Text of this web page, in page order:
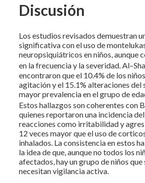
Discusión
Los estudios revisados demuestran
significativa con el uso de
neuropsiquiátricos en niños, aunque
en la frecuencia y la severidad.
encontraron que el 10.4% de los
agitación y el 15.1% alteraciones del
mayor prevalencia en el grupo de
Estos hallazgos son coherentes con
quienes reportaron una incidencia
reacciones como irritabilidad y
12 veces mayor que el uso de
inhalados. La consistencia en estos
la idea de que, aunque no todos los
afectados, hay un grupo de niños
necesitan vigilancia activa.